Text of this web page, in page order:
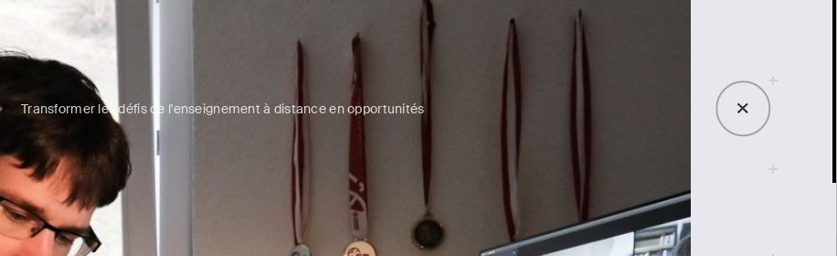
Transformer les défis de l'enseignement à distance en opportunités